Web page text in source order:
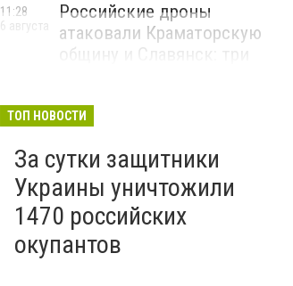
Российские дроны
атаковали Краматорскую
общину и Славянск: три
11:28
6 августа
ТОП НОВОСТИ
За сутки защитники
Украины уничтожили
1470 российских
окупантов